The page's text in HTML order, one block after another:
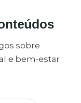
sobre
e bem-estar